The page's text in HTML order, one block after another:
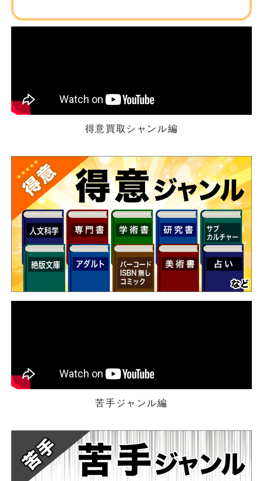
得意買取シャンル編
苦手ジャンル編